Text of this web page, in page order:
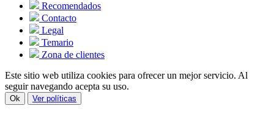
Recomendados
Contacto
Legal
Temario
Zona de clientes
Este sitio web utiliza cookies para ofrecer un mejor servicio. Al
seguir navegando acepta su uso.
Ok Ver políticas